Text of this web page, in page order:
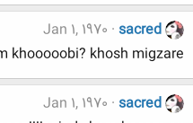
sacred
Jan 1, 1970
khooooobi? khosh migzare?
sacred
Jan 1, 1970